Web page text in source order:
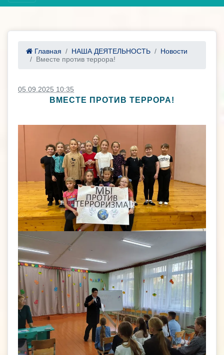
Главная НАША ДЕЯТЕЛЬНОСТЬ
Новости
Вместе против террора!
05.09.2025 10:35
ВМЕСТЕ ПРОТИВ ТЕРРОРА!